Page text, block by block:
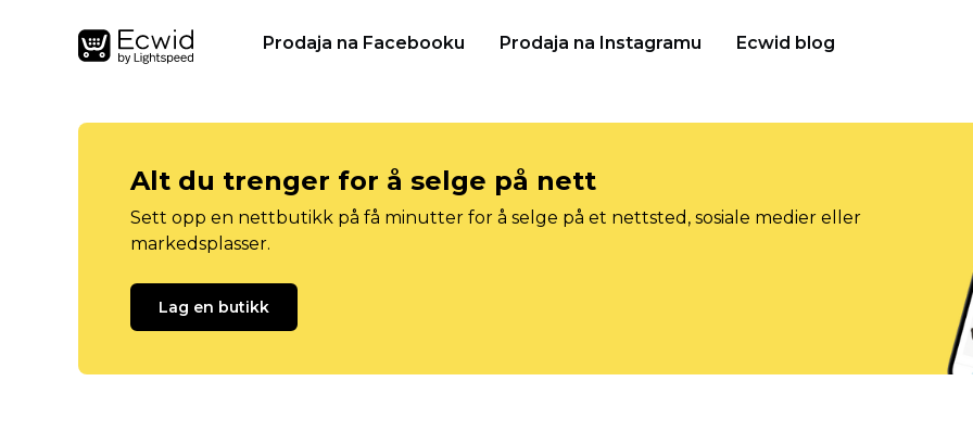
Prodaja na Facebooku Prodaja na Instagramu Ecwid blog
Alt du trenger for å selge på nett
Sett opp en nettbutikk på få minutter for å selge på et nettsted, sosiale medier eller
markedsplasser.
Lag en butikk